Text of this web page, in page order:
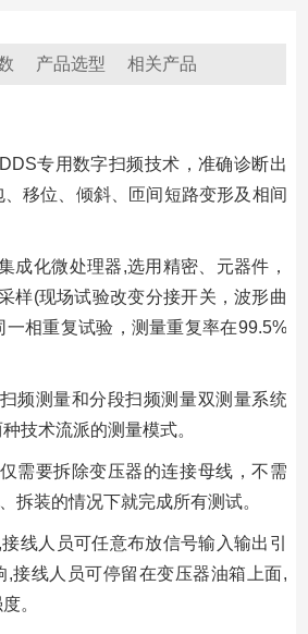
产品选型 相关产品
专用数字扫频技术，准确诊断出
移位、倾斜、匝间短路变形及相间
成化微处理器,选用精密、元器件，
样(现场试验改变分接开关，波形曲
一相重复试验，测量重复率在99.5%
频测量和分段扫频测量双测量系统
技术流派的测量模式。
需要拆除变压器的连接母线，不需
拆装的情况下就完成所有测试。
线人员可任意布放信号输入输出引
,接线人员可停留在变压器油箱上面,
。